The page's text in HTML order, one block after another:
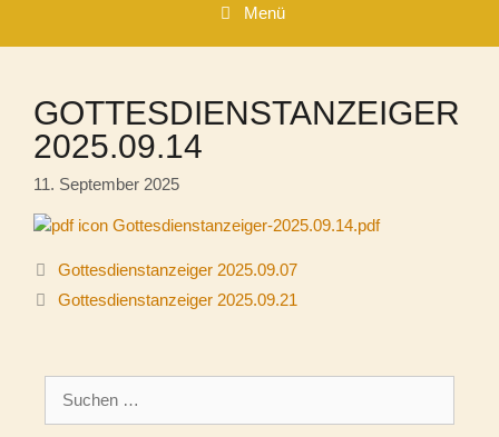
Menü
GOTTESDIENSTANZEIGER
2025.09.14
11. September 2025
Gottesdienstanzeiger-2025.09.14.pdf
Gottesdienstanzeiger 2025.09.07
Gottesdienstanzeiger 2025.09.21
nach: